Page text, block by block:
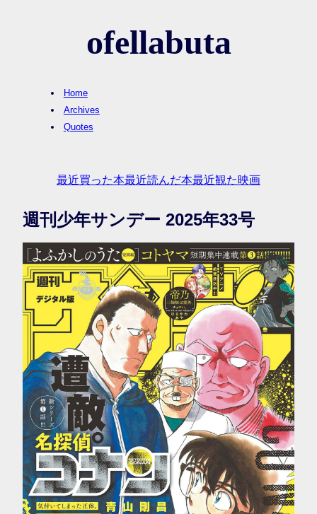
ofellabuta
Home
Archives
Quotes
最近買った本最近読んだ本最近観た映画
週刊少年サンデー 2025年33号